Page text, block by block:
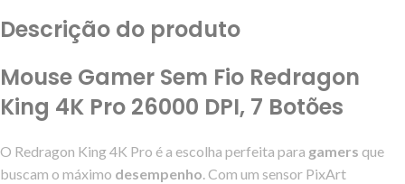
Descrição do produto
Mouse Gamer Sem Fio Redragon
King 4K Pro 26000 DPI, 7 Botões
O Redragon King 4K Pro é a escolha perfeita para gamers que
buscam o máximo desempenho. Com um sensor PixArt